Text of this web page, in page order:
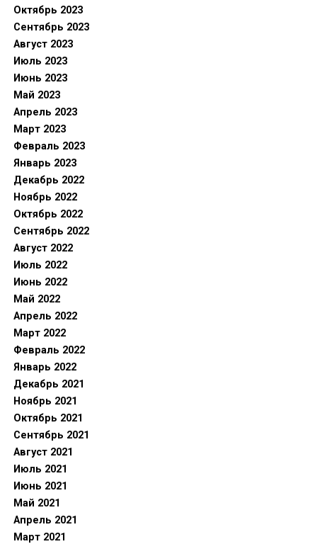
Октябрь 2023
Сентябрь 2023
Август 2023
Июль 2023
Июнь 2023
Май 2023
Апрель 2023
Март 2023
Февраль 2023
Январь 2023
Декабрь 2022
Ноябрь 2022
Октябрь 2022
Сентябрь 2022
Август 2022
Июль 2022
Июнь 2022
Май 2022
Апрель 2022
Март 2022
Февраль 2022
Январь 2022
Декабрь 2021
Ноябрь 2021
Октябрь 2021
Сентябрь 2021
Август 2021
Июль 2021
Июнь 2021
Май 2021
Апрель 2021
Март 2021